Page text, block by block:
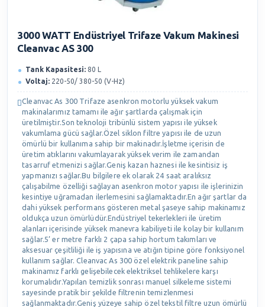
3000 WATT Endüstriyel Trifaze Vakum Makinesi
Cleanvac AS 300
Tank Kapasitesi: 80 L
Voltaj: 220-50/ 380-50 (V-Hz)
Cleanvac As 300 Trifaze asenkron motorlu yüksek vakum
makinalarımız tamamı ile ağır şartlarda çalışmak için
üretilmiştir.Son teknoloji tribünlü sistem yapısı ile yüksek
vakumlama gücü sağlar.Özel siklon filtre yapısı ile de uzun
ömürlü bir kullanıma sahip bir makinadır.İşletme içerisin de
üretim atıklarını vakumlayarak yüksek verim ile zamandan
tasarruf etmenizi sağlar.Geniş kazan haznesi ile kesintisiz iş
yapmanızı sağlar.Bu bilgilere ek olarak 24 saat aralıksız
çalışabilme özelliği sağlayan asenkron motor yapısı ile işlerinizin
kesintiye uğramadan ilerlemesini sağlamaktadır.En ağır şartlar da
dahi yüksek performans gösteren metal şaseye sahip makinamız
oldukça uzun ömürlüdür.Endüstriyel tekerlekleri ile üretim
alanları içerisinde yüksek manevra kabiliyeti ile kolay bir kullanım
sağlar.5’ er metre farklı 2 çapa sahip hortum takımları ve
aksesuar çeşitliliği ile iş yapısına ve atığın tipine göre fonksiyonel
kullanım sağlar. Cleanvac As 300 özel elektrik paneline sahip
makinamız farklı gelişebilecek elektriksel tehlikelere karşı
korumalıdır.Yapılan temizlik sonrası manuel silkeleme sistemi
sayesinde pratik bir şekilde filtrenin temizlenmesi
sağlanmaktadır.Geniş yüzeye sahip özel tekstil filtre uzun ömürlü